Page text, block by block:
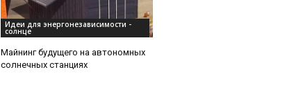
Идеи для энергонезависимости -
солнце
Майнинг будущего на автономных
солнечных станциях